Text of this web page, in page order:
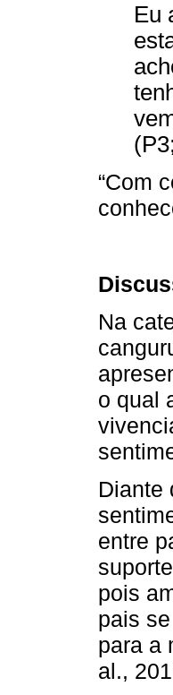
Eu
“Com
Na
o qual
Diante
entre
pois
pais
para a
al.,